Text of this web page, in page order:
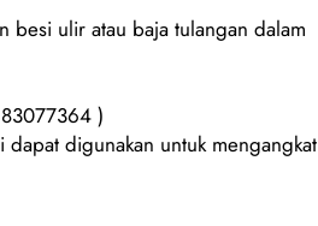
besi ulir atau baja tulangan dalam
)
digunakan untuk mengangkat